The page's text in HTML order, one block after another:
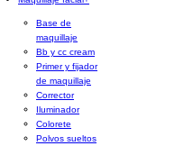
Base de
maquillaje
Bb y cc cream
Primer y fijador
de maquillaje
Corrector
Iluminador
Colorete
Polvos sueltos